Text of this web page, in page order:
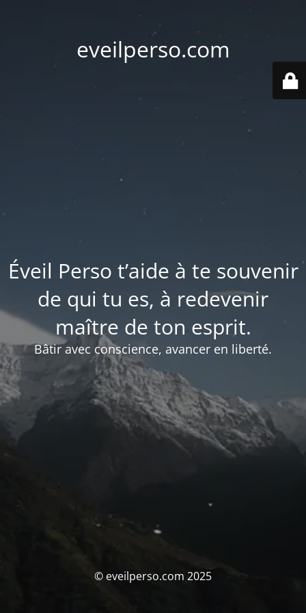
eveilperso.com
Éveil Perso t’aide à te souvenir
de qui tu es, à redevenir
maître de ton esprit.
Bâtir avec conscience, avancer en liberté.
© eveilperso.com 2025